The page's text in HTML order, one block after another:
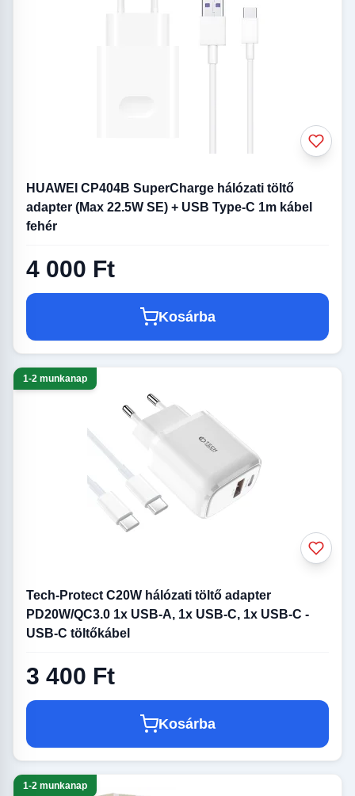
HUAWEI CP404B SuperCharge hálózati töltő
adapter (Max 22.5W SE) + USB Type-C 1m kábel
fehér
4 000 Ft
Kosárba
1-2 munkanap
Tech-Protect C20W hálózati töltő adapter
PD20W/QC3.0 1x USB-A, 1x USB-C, 1x USB-C -
USB-C töltőkábel
3 400 Ft
Kosárba
1-2 munkanap